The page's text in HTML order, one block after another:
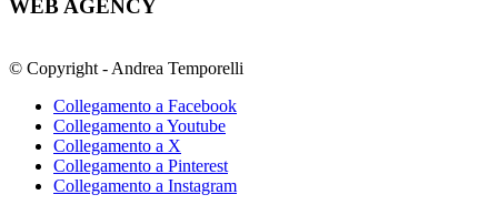
WEB AGENCY
© Copyright - Andrea Temporelli
Collegamento a Facebook
Collegamento a Youtube
Collegamento a X
Collegamento a Pinterest
Collegamento a Instagram